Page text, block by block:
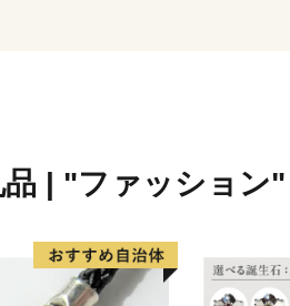
品 | "ファッション"